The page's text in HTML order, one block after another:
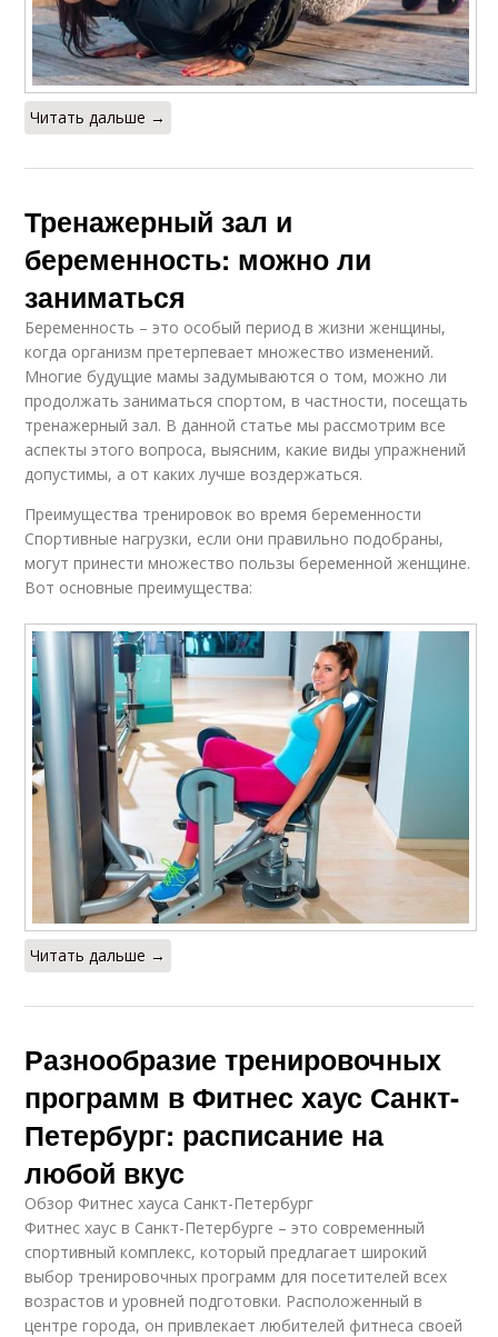
Читать дальше →
Тренажерный зал и
беременность: можно ли
заниматься
Беременность – это особый период в жизни женщины,
когда организм претерпевает множество изменений.
Многие будущие мамы задумываются о том, можно ли
продолжать заниматься спортом, в частности, посещать
тренажерный зал. В данной статье мы рассмотрим все
аспекты этого вопроса, выясним, какие виды упражнений
допустимы, а от каких лучше воздержаться.
Преимущества тренировок во время беременности
Спортивные нагрузки, если они правильно подобраны,
могут принести множество пользы беременной женщине.
Вот основные преимущества:
Читать дальше →
Разнообразие тренировочных
программ в Фитнес хаус Санкт-
Петербург: расписание на
любой вкус
Обзор Фитнес хауса Санкт-Петербург
Фитнес хаус в Санкт-Петербурге – это современный
спортивный комплекс, который предлагает широкий
выбор тренировочных программ для посетителей всех
возрастов и уровней подготовки. Расположенный в
центре города, он привлекает любителей фитнеса своей